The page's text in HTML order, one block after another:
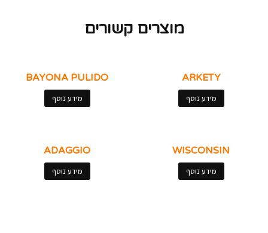
מוצרים קשורים
ARKETY
מידע נוסף
BAYONA PULIDO
מידע נוסף
WISCONSIN
מידע נוסף
ADAGGIO
מידע נוסף